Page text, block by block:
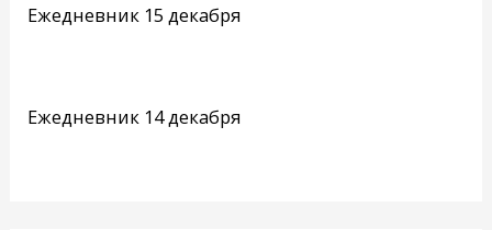
Ежедневник 15 декабря
Ежедневник 14 декабря